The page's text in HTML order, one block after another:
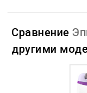
Сравнение
другими